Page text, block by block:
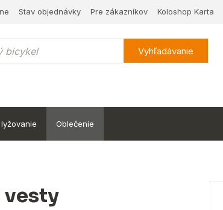
Stav objednávky Pre zákazníkov Koloshop Karta
Vyhľadávanie
Oblečenie
vesty